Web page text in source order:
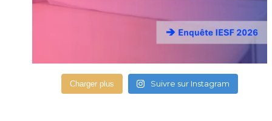
Charger plus Suivre sur Instagram